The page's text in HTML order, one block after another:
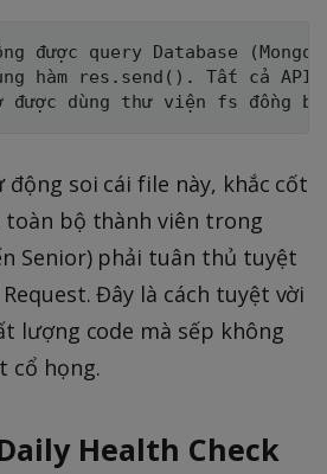
được query Database
hàm res.send(). Tất cả
động soi cái file này, khắc cốt
bộ thành viên trong
Senior) phải tuân thủ tuyệt
Đây là cách tuyệt vời
lượng code mà sếp không
cổ họng.
Health Check